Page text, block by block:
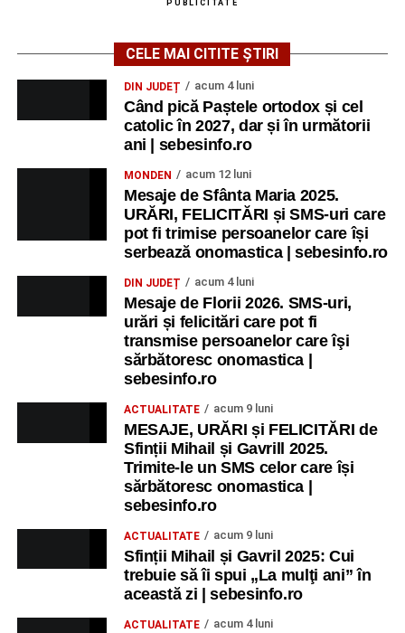
PUBLICITATE
CELE MAI CITITE ȘTIRI
DIN JUDEȚ acum 4 luni
Când pică Paștele ortodox și cel
catolic în 2027, dar și în următorii
ani | sebesinfo.ro
MONDEN acum 12 luni
Mesaje de Sfânta Maria 2025.
URĂRI, FELICITĂRI și SMS-uri care
pot fi trimise persoanelor care își
serbează onomastica | sebesinfo.ro
DIN JUDEȚ acum 4 luni
Mesaje de Florii 2026. SMS-uri,
urări și felicitări care pot fi
transmise persoanelor care îşi
sărbătoresc onomastica |
sebesinfo.ro
ACTUALITATE acum 9 luni
MESAJE, URĂRI și FELICITĂRI de
Sfinții Mihail și Gavrill 2025.
Trimite-le un SMS celor care își
sărbătoresc onomastica |
sebesinfo.ro
ACTUALITATE acum 9 luni
Sfinții Mihail și Gavril 2025: Cui
trebuie să îi spui „La mulţi ani” în
această zi | sebesinfo.ro
ACTUALITATE acum 4 luni